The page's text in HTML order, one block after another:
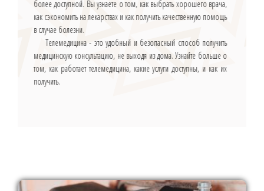
более доступной. Вы узнаете о том, как выбрать хорошего врача,
как сэкономить на лекарствах и как получить качественную помощь
в случае болезни.
Телемедицина - это удобный и безопасный способ получить
медицинскую консультацию, не выходя из дома. Узнайте больше о
том, как работает телемедицина, какие услуги доступны, и как их
получить.